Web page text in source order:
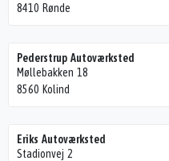
8410 Rønde
Pederstrup Autoværksted
Møllebakken 18
8560 Kolind
Eriks Autoværksted
Stadionvej 2